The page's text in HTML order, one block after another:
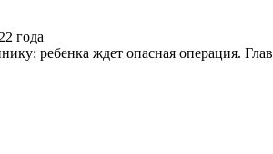
ребенка ждет опасная операция.